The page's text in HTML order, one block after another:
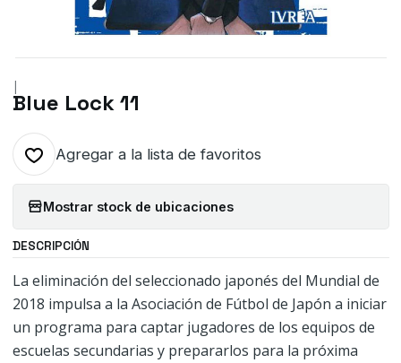
|
Blue Lock 11
Agregar a la lista de favoritos
Mostrar stock de ubicaciones
DESCRIPCIÓN
La eliminación del seleccionado japonés del Mundial de
2018 impulsa a la Asociación de Fútbol de Japón a iniciar
un programa para captar jugadores de los equipos de
escuelas secundarias y prepararlos para la próxima